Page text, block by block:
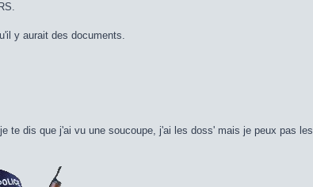
y aurait des documents.
te dis que j'ai vu une soucoupe, j'ai les doss' mais je peux pas les